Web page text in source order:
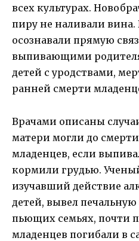
всех культурах.
пиру не наливали вина.
осознавали прямую
выпивающими
детей с уродствами,
ранней смерти
Врачами описаны
матери могли до
младенцев, если
кормили грудью.
изучавший действие
детей, вывел
пьющих семьях, почти
младенцев погибали в